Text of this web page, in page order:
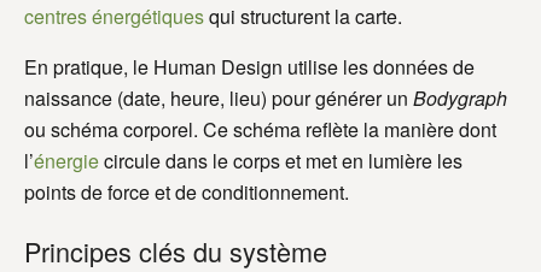
centres énergétiquesqui structurent la carte.
En pratique, le Human Design utilise les données de
naissance (date, heure, lieu) pour générer un Bodygraph
ou schéma corporel. Ce schéma reflète la manière dont
l’énergiecircule dans le corps et met en lumière les
points de force et de conditionnement.
Principes clés du système